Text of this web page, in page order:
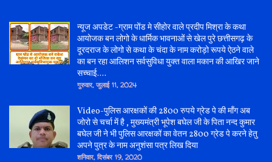
न्यूज अपडेट -ग्राम पोंड मे सीहोर वाले प्रदीप मिश्रा के कथा
आयोजक बन लोगो के धार्मिक भावनाओं से खेल पुरे छत्तीसगढ़ के
दूरदराज के लोगो से कथा के चंदा के नाम करोड़ो रूपये ऐठने वाले
का बन रहा आलिशन सर्वसुविधा युक्त वाला मकान की आखिर जाने
सच्चाई....
गुरुवार, जुलाई 11, 2024
Video-पुलिस आरक्षकों की 2800 रुपये ग्रेड पे की माँग अब
जोरो से चर्चा में है , मुख्यमंत्री भूपेश बघेल जी के पिता नन्द कुमार
बघेल जी ने भी पुलिस आरक्षकों का वेतन 2800 ग्रेड पे करने हेतु
अपने पुत्र के नाम अनुशंसा पत्र लिख दिया
शनिवार, दिसंबर 19, 2020